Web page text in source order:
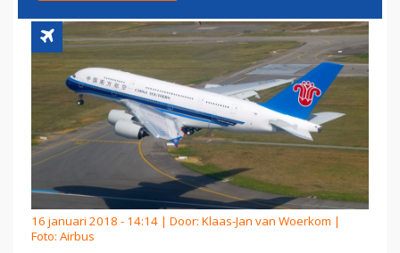
16 januari 2018 - 14:14 | Door: Klaas-Jan van Woerkom |
Foto: Airbus